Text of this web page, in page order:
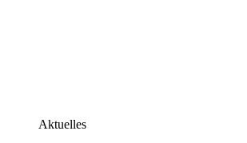
Aktuelles